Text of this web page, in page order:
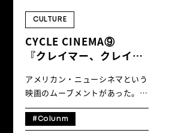
CULTURE
CYCLE CINEMA⑨
『クレイマー、クレイマ
はじめて自転車に乗った
瞬間、誰といたか
アメリカン・ニューシネマという
映画のムーブメントがあった。
『俺たちに明日はない』『卒業』
『イージーライダー』『未知との
#Colunm